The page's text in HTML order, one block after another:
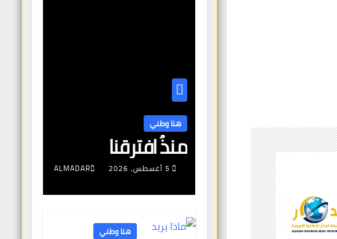
هنا وطني
منذُ افترقنا
5 أغسطس، 2026 ALMADAR
هنا وطني